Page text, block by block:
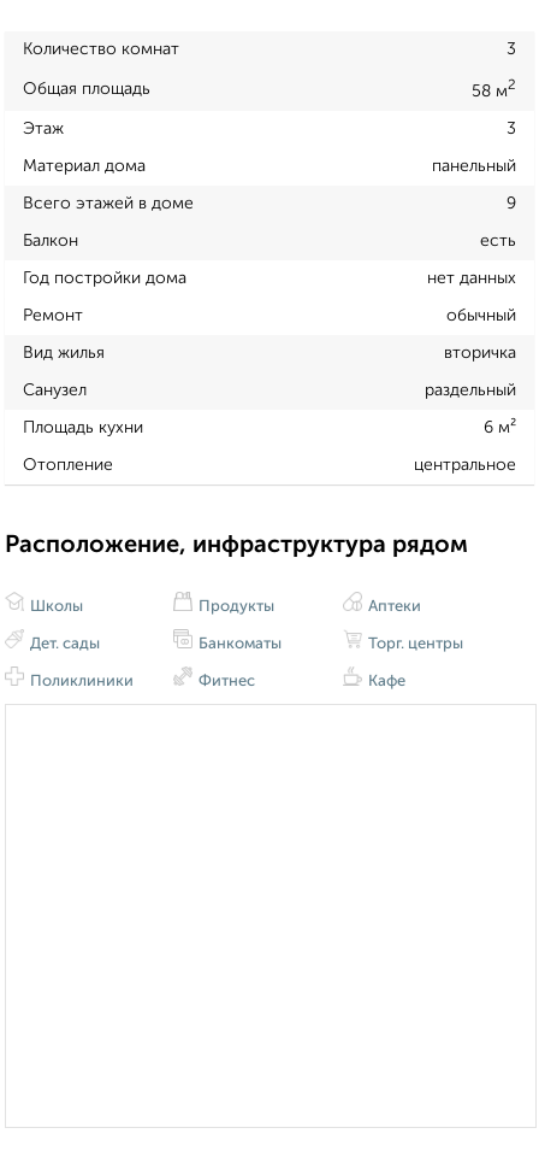
Количество комнат 3
Общая площадь 58 м2
Этаж 3
Материал дома панельный
Всего этажей в доме 9
Балкон есть
Год постройки дома нет данных
Ремонт обычный
Вид жилья вторичка
Санузел раздельный
Площадь кухни 6 м²
Отопление центральное
Расположение, инфраструктура рядом
Школы
Дет. сады
Поликлиники
Продукты
Банкоматы
Фитнес
Аптеки
Торг. центры
Кафе